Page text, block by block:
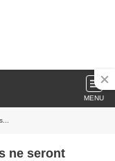
MENU
ne seront